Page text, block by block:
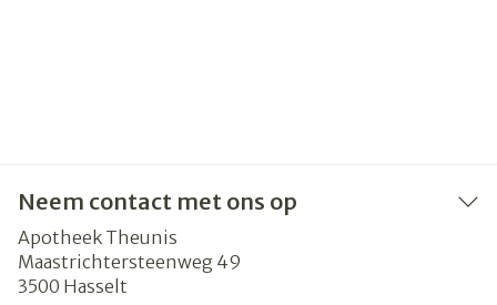
Neem contact met ons op
Apotheek Theunis
Maastrichtersteenweg 49
3500 Hasselt